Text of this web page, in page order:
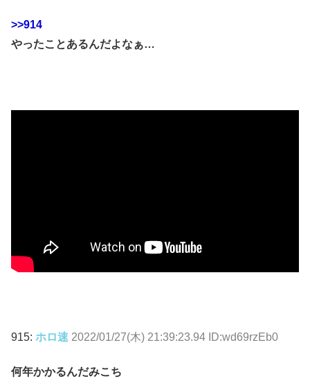
>>914
やったことあるんだよなぁ…
915: ホロ速 2022/01/27(木) 21:39:23.94 ID:wd69rzEb0
何年かかるんだみこち